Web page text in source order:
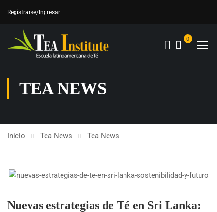
Registrarse/Ingresar
0
TEA NEWS
Inicio Tea News Tea News
Nuevas estrategias de Té en Sri Lanka: